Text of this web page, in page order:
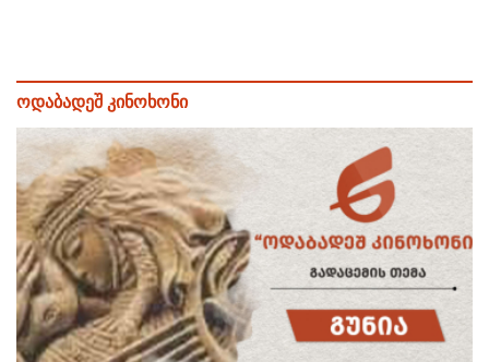
ოდაბადეშ კინოხონი